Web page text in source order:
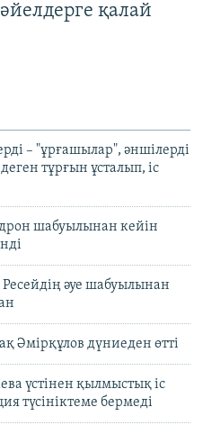
қалай
– "ұрғашылар", әншілерді
тұрғын ұсталып, іс
шабуылынан кейін
әуе шабуылынан
Әмірқұлов дүниеден өтті
үстінен қылмыстық іс
түсініктеме бермеді